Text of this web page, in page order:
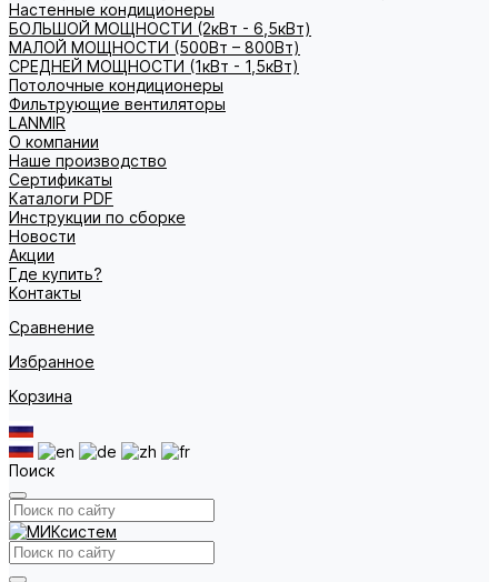
Настенные кондиционеры
БОЛЬШОЙ МОЩНОСТИ (2кВт - 6,5кВт)
МАЛОЙ МОЩНОСТИ (500Вт – 800Вт)
СРЕДНЕЙ МОЩНОСТИ (1кВт - 1,5кВт)
Потолочные кондиционеры
Фильтрующие вентиляторы
LANMIR
О компании
Наше производство
Сертификаты
Каталоги PDF
Инструкции по сборке
Новости
Акции
Где купить?
Контакты
Сравнение
Избранное
Корзина
Поиск